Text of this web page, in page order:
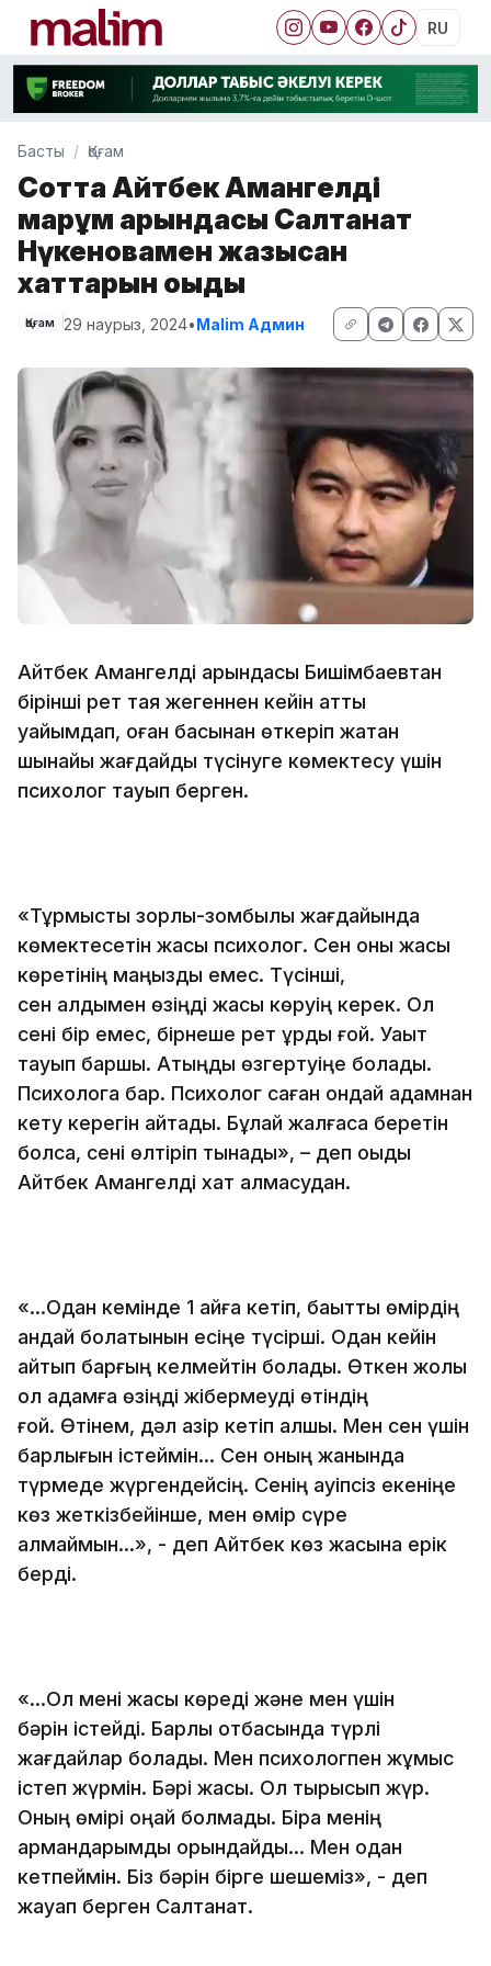
RU
Басты Қоғам
Сотта Айтбек Амангелді
марқұм қарындасы Салтанат
Нүкеновамен жазысқан
хаттарын оқыды
Қоғам 29 наурыз, 2024•Malim Админ
Айтбек Амангелді қарындасы Бишімбаевтан
бірінші рет таяқ жегеннен кейін қатты
уайымдап, оған басынан өткеріп жатқан
шынайы жағдайды түсінуге көмектесу үшін
психолог тауып берген.
«Тұрмыстық зорлық-зомбылық жағдайында
көмектесетін жақсы психолог. Сен оны жақсы
көретінің маңызды емес. Түсінші,
сен алдымен өзіңді жақсы көруің керек. Ол
сені бір емес, бірнеше рет ұрды ғой. Уақыт
тауып баршы. Атыңды өзгертуіңе болады.
Психологқа бар. Психолог саған ондай адамнан
кету керегін айтады. Бұлай жалғаса беретін
болса, сені өлтіріп тынады», – деп оқыды
Айтбек Амангелді хат алмасудан.
«...Одан кемінде 1 айға кетіп, бақытты өмірдің
қандай болатынын есіңе түсірші. Одан кейін
қайтып барғың келмейтін болады. Өткен жолы
ол адамға өзіңді жібермеуді өтіндің
ғой. Өтінем, дәл қазір кетіп қалшы. Мен сен үшін
барлығын істеймін... Сен оның жанында
түрмеде жүргендейсің. Сенің қауіпсіз екеніңе
көз жеткізбейінше, мен өмір сүре
алмаймын...», - деп Айтбек көз жасына ерік
берді.
«...Ол мені жақсы көреді және мен үшін
бәрін істейді. Барлық отбасында түрлі
жағдайлар болады. Мен психологпен жұмыс
істеп жүрмін. Бәрі жақсы. Ол тырысып жүр.
Оның өмірі оңай болмады. Бірақ менің
армандарымды орындайды... Мен одан
кетпеймін. Біз бәрін бірге шешеміз», - деп
жауап берген Салтанат.